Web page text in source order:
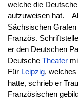
welche die
aufzuweisen hat. –
Sächsischen
Französ.
er den Deutschen
Deutsche Theater
Für Leipzig, welches
hatte, schrieb er
Französischen